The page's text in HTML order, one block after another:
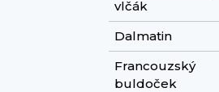
vlčák
Dalmatin
Francouzský
buldoček